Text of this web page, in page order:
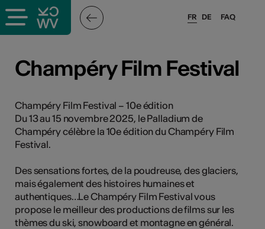
FAQ
FR DE
Champéry Film Festival
Champéry Film Festival – 10e édition
Du 13 au 15 novembre 2025, le Palladium de
Champéry célèbre la 10e édition du Champéry Film
Festival.
Des sensations fortes, de la poudreuse, des glaciers,
mais également des histoires humaines et
authentiques…Le Champéry Film Festival vous
propose le meilleur des productions de films sur les
thèmes du ski, snowboard et montagne en général.